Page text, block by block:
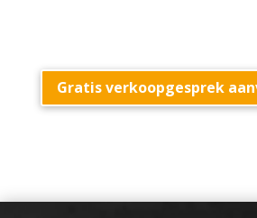
Gratis verkoopgesprek